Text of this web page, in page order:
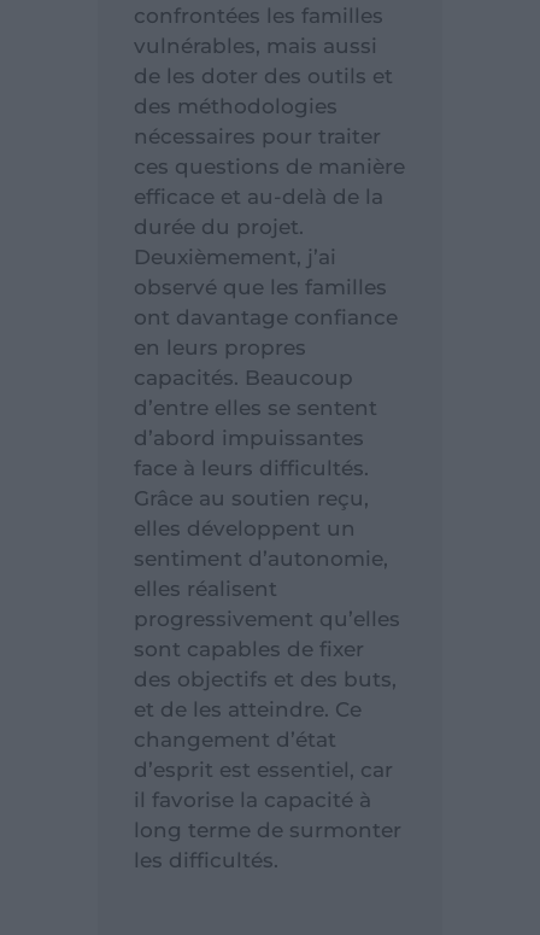
confrontées les familles
vulnérables, mais aussi
de les doter des outils et
des méthodologies
nécessaires pour traiter
ces questions de manière
efficace et au-delà de la
durée du projet.
Deuxièmement, j’ai
observé que les familles
ont davantage confiance
en leurs propres
capacités. Beaucoup
d’entre elles se sentent
d’abord impuissantes
face à leurs difficultés.
Grâce au soutien reçu,
elles développent un
sentiment d’autonomie,
elles réalisent
progressivement qu’elles
sont capables de fixer
des objectifs et des buts,
et de les atteindre. Ce
changement d’état
d’esprit est essentiel, car
il favorise la capacité à
long terme de surmonter
les difficultés.